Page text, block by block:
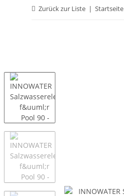
Zurück zur Liste Startseite